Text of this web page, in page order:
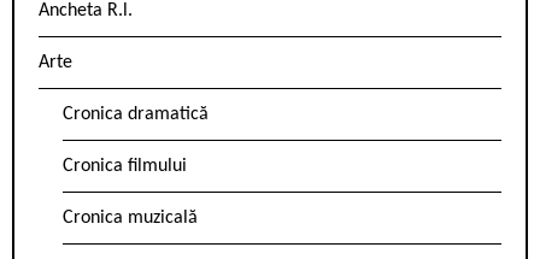
Ancheta R.l.
Arte
Cronica dramatică
Cronica filmului
Cronica muzicală